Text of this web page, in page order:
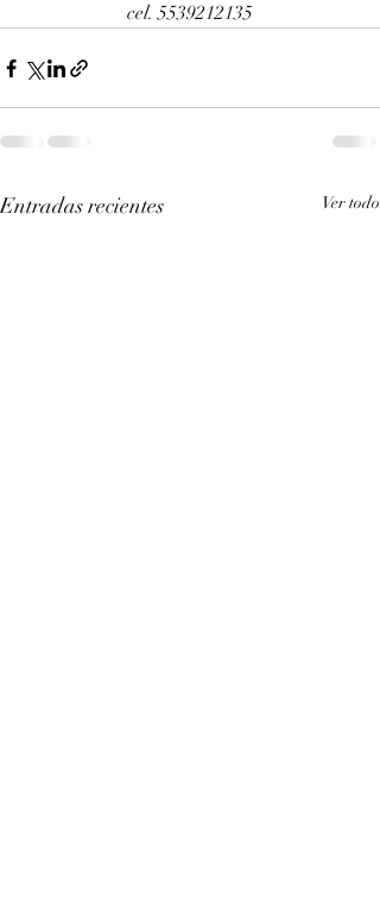
cel. 5539212135
Entradas recientes Ver todo